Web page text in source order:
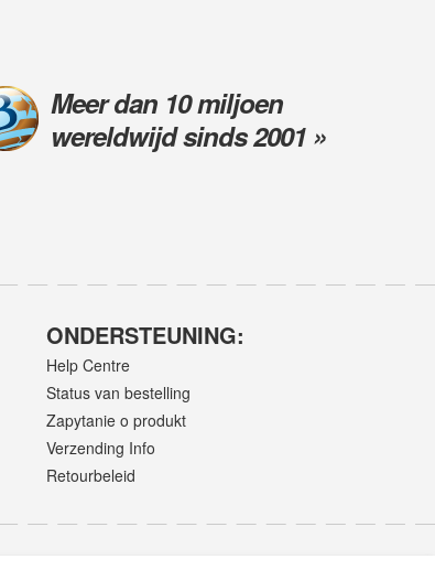
Meer dan 10 miljoen
wereldwijd sinds 2001 »
ONDERSTEUNING:
Help Centre
Status van bestelling
Zapytanie o produkt
Verzending Info
Retourbeleid